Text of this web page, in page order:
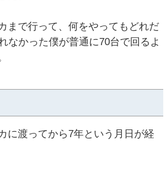
まで行って、何をやってもどれだ
なかった僕が普通に70台で回るよ
に渡ってから7年という月日が経